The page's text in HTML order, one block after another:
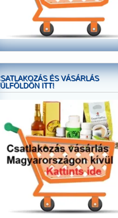
ÉS VÁSÁRLÁS
ITT!